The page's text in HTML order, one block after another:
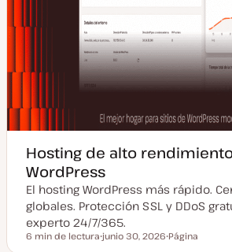
Hosting de alto
WordPress
El hosting WordPress más rápido.
globales. Protección SSL y DDoS
experto 24/7/365.
Tiempo de lectura
6 min de lectura junio 30, 2026 Página